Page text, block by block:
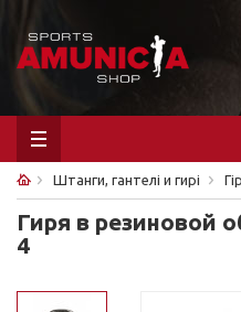
Штанги, гантелі и гирі
Гиря в резиновой
4